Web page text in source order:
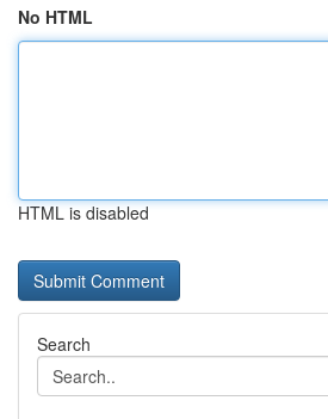
No HTML
HTML is disabled
Search